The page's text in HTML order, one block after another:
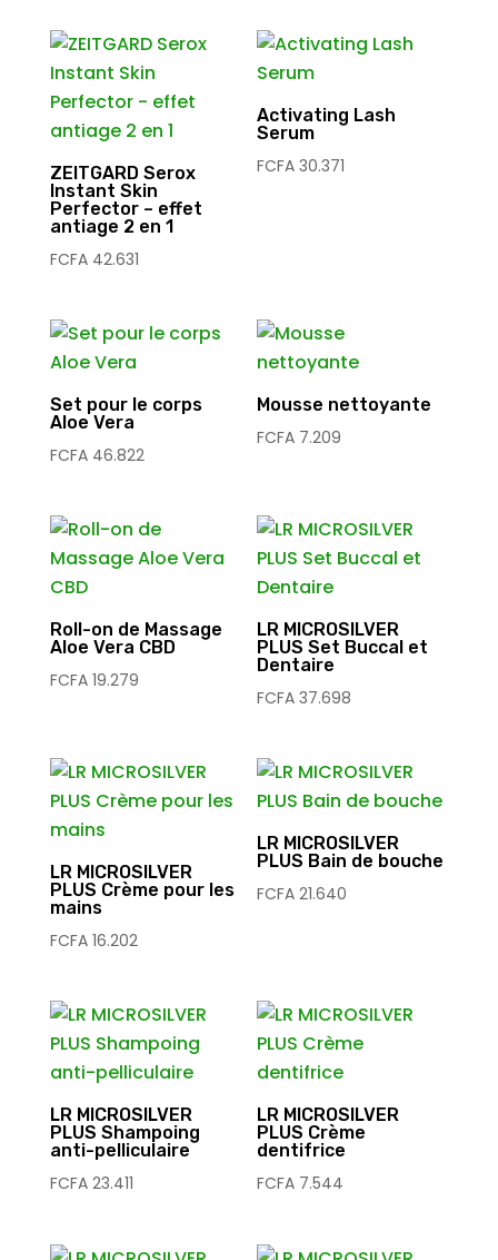
ZEITGARD Serox
Instant Skin
Perfector – effet
antiage 2 en 1
FCFA42.631
Activating Lash
Serum
FCFA 30.371
Set pour le corps
Aloe Vera
FCFA46.822
Mousse nettoyante
FCFA 7.209
Roll-on de Massage
Aloe Vera CBD
FCFA19.279
LR MICROSILVER
PLUS Set Buccal et
Dentaire
FCFA 37.698
LR MICROSILVER
PLUS Crème pour les
mains
FCFA16.202
LR MICROSILVER
PLUS Bain de bouche
FCFA 21.640
LR MICROSILVER
PLUS Shampoing
anti-pelliculaire
FCFA23.411
LR MICROSILVER
PLUS Crème
dentifrice
FCFA 7.544